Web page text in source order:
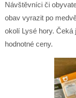
Návštěvníci či
obav vyrazit po
okolí Lysé hory.
hodnotné ceny.